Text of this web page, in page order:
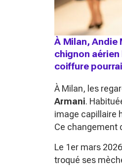
À Milan, Andie
chignon
coiffure
À Milan, les
Armani.
image capillaire
Ce changement
Le 1er mars
troqué ses